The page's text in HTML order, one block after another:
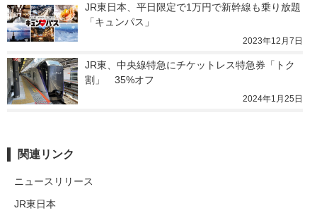
JR東日本、平日限定で1万円で新幹線も乗り放題
「キュンパス」
2023年12月7日
JR東、中央線特急にチケットレス特急券「トク
割」　35%オフ
2024年1月25日
関連リンク
ニュースリリース
JR東日本